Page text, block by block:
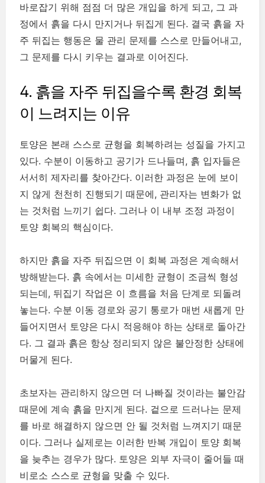
바로잡기 위해 점점 더 많은 개입을 하게 되고, 그 과
정에서 흙을 다시 만지거나 뒤집게 된다. 결국 흙을 자
주 뒤집는 행동은 물 관리 문제를 스스로 만들어내고,
그 문제를 다시 키우는 결과로 이어진다.
4. 흙을 자주 뒤집을수록 환경 회복
이 느려지는 이유
토양은 본래 스스로 균형을 회복하려는 성질을 가지고
있다. 수분이 이동하고 공기가 드나들며, 흙 입자들은
서서히 제자리를 찾아간다. 이러한 과정은 눈에 보이
지 않게 천천히 진행되기 때문에, 관리자는 변화가 없
는 것처럼 느끼기 쉽다. 그러나 이 내부 조정 과정이
토양 회복의 핵심이다.
하지만 흙을 자주 뒤집으면 이 회복 과정은 계속해서
방해받는다. 흙 속에서는 미세한 균형이 조금씩 형성
되는데, 뒤집기 작업은 이 흐름을 처음 단계로 되돌려
놓는다. 수분 이동 경로와 공기 통로가 매번 새롭게 만
들어지면서 토양은 다시 적응해야 하는 상태로 돌아간
다. 그 결과 흙은 항상 정리되지 않은 불안정한 상태에
머물게 된다.
초보자는 관리하지 않으면 더 나빠질 것이라는 불안감
때문에 계속 흙을 만지게 된다. 겉으로 드러나는 문제
를 바로 해결하지 않으면 안 될 것처럼 느껴지기 때문
이다. 그러나 실제로는 이러한 반복 개입이 토양 회복
을 늦추는 경우가 많다. 토양은 외부 자극이 줄어들 때
비로소 스스로 균형을 맞출 수 있다.